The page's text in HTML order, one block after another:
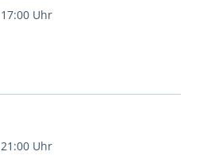
17:00 Uhr
21:00 Uhr